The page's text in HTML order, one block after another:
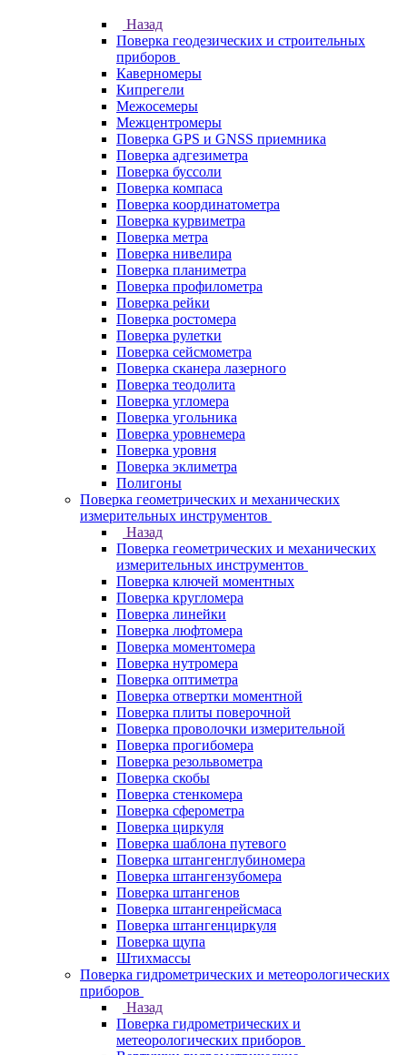
Назад
Поверка геодезических и строительных
приборов
Каверномеры
Кипрегели
Межосемеры
Межцентромеры
Поверка GPS и GNSS приемника
Поверка адгезиметра
Поверка буссоли
Поверка компаса
Поверка координатометра
Поверка курвиметра
Поверка метра
Поверка нивелира
Поверка планиметра
Поверка профилометра
Поверка рейки
Поверка ростомера
Поверка рулетки
Поверка сейсмометра
Поверка сканера лазерного
Поверка теодолита
Поверка угломера
Поверка угольника
Поверка уровнемера
Поверка уровня
Поверка эклиметра
Полигоны
Поверка геометрических и механических
измерительных инструментов
Назад
Поверка геометрических и механических
измерительных инструментов
Поверка ключей моментных
Поверка кругломера
Поверка линейки
Поверка люфтомера
Поверка моментомера
Поверка нутромера
Поверка оптиметра
Поверка отвертки моментной
Поверка плиты поверочной
Поверка проволочки измерительной
Поверка прогибомера
Поверка резольвометра
Поверка скобы
Поверка стенкомера
Поверка сферометра
Поверка циркуля
Поверка шаблона путевого
Поверка штангенглубиномера
Поверка штангензубомера
Поверка штангенов
Поверка штангенрейсмаса
Поверка штангенциркуля
Поверка щупа
Штихмассы
Поверка гидрометрических и метеорологических
приборов
Назад
Поверка гидрометрических и
метеорологических приборов